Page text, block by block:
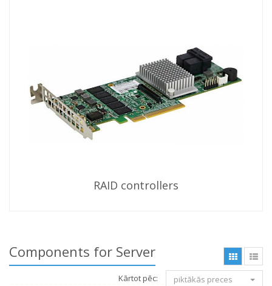
RAID controllers
Components for Server
Kārtot pēc: piktākās preces